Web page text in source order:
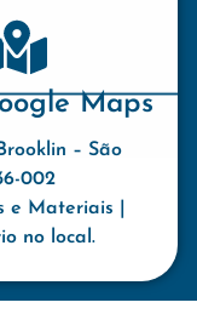
Maps
– São
002
e Materiais |
no local.